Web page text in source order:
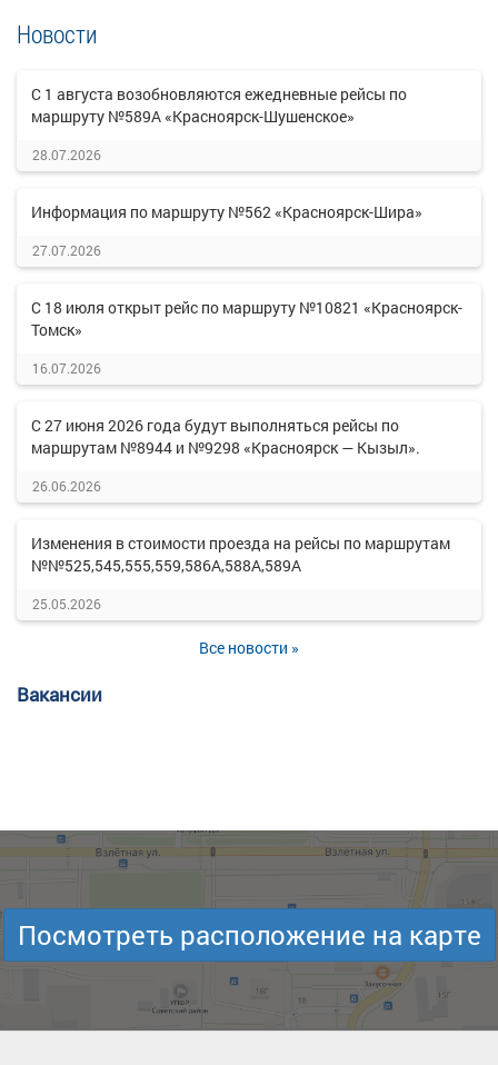
Новости
С 1 августа возобновляются ежедневные рейсы по
маршруту №589А «Красноярск-Шушенское»
28.07.2026
Информация по маршруту №562 «Красноярск-Шира»
27.07.2026
С 18 июля открыт рейс по маршруту №10821 «Красноярск-
Томск»
16.07.2026
С 27 июня 2026 года будут выполняться рейсы по
маршрутам №8944 и №9298 «Красноярск — Кызыл».
26.06.2026
Изменения в стоимости проезда на рейсы по маршрутам
№№525,545,555,559,586А,588А,589А
25.05.2026
Все новости »
Вакансии
Посмотреть расположение на карте